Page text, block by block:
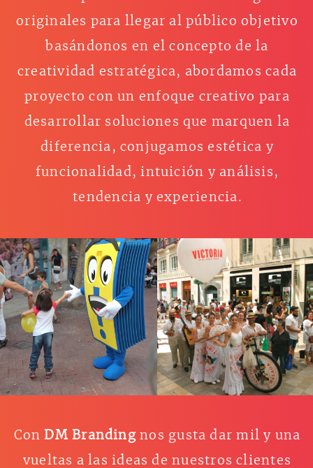
originales para llegar al público objetivo
basándonos en el concepto de la
creatividad estratégica, abordamos cada
proyecto con un enfoque creativo para
desarrollar soluciones que marquen la
diferencia, conjugamos estética y
funcionalidad, intuición y análisis,
tendencia y experiencia.
Con DM Brandingnos gusta dar mil y una
vueltas a las ideas de nuestros clientes